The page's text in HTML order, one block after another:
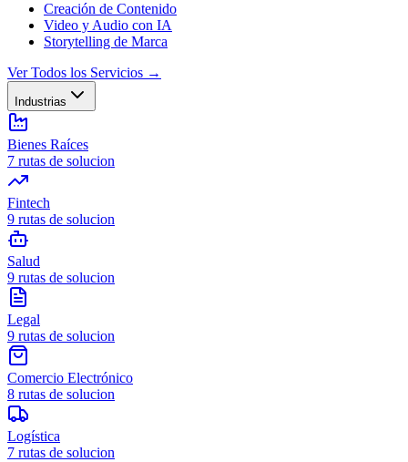
Creación de Contenido
Video y Audio con IA
Storytelling de Marca
Ver Todos los Servicios →
Industrias
Bienes Raíces
7 rutas de solucion
Fintech
9 rutas de solucion
Salud
9 rutas de solucion
Legal
9 rutas de solucion
Comercio Electrónico
8 rutas de solucion
Logística
7 rutas de solucion